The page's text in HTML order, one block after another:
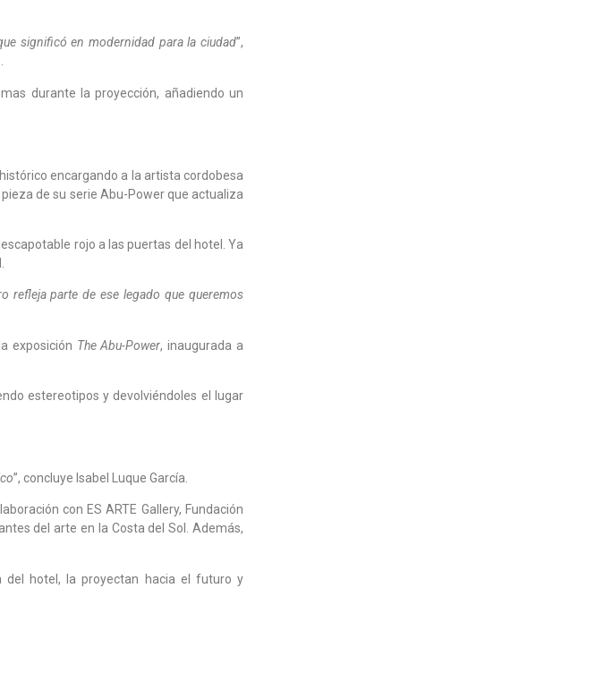
significó en modernidad para la ciudad”,
.
durante la proyección, añadiendo un
encargando a la artista cordobesa
pieza de su serie Abu-Power que actualiza
rojo a las puertas del hotel. Ya
refleja parte de ese legado que queremos
exposición The Abu-Power, inaugurada a
estereotipos y devolviéndoles el lugar
”, concluye Isabel Luque García.
con ES ARTE Gallery, Fundación
del arte en la Costa del Sol. Además,
del hotel, la proyectan hacia el futuro y